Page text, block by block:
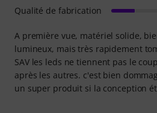
A première vue, matériel solide,
lumineux, mais très rapidement
SAV les leds ne tiennent pas le
après les autres. c'est bien
un super produit si la conception
Qualité de fabrication